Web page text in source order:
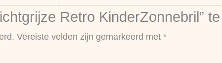
Retro KinderZonnebril”
Vereiste velden zijn gemarkeerd met *